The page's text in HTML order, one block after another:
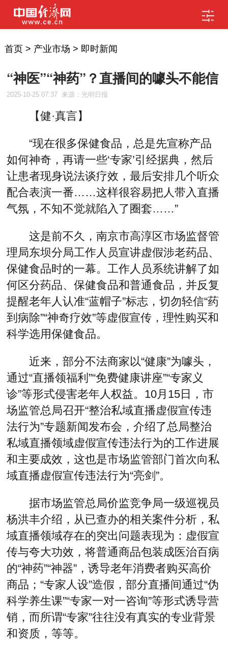
首页> 产业市场 > 即时新闻
“神医”“神药”？直播间的噱头不能信
2025-10-25 07:37 来源：光明日报
【健·真言】
“现在很多保健食品，总是先宣称产品
如何神奇，再请一些‘专家’引经据典，然后
让患者现身说法谈疗效，最后安排几个听众
配合表演一番……这样很容易把人带入直播
气氛，不知不觉就陷入了圈套……”
这是前不久，南京市高淳区市场监督管
理局东坝分局工作人员宣讲虚假涉老药品、
保健食品时的一幕。工作人员系统讲解了如
何区分药品、保健食品和普通食品，并反复
提醒老年人认准“蓝帽子”标志，切勿轻信“药
到病除”“神奇疗效”等虚假宣传，理性购买和
科学选用保健食品。
近来，部分不法商家以“健康”为噱头，
通过“直播领福利”“免费健康讲座”“专家义
诊”等形式侵害老年人权益。10月15日，市
场监管总局召开“整治私域直播虚假宣传违
法行为”专题新闻发布会，介绍了总局整治
私域直播领域虚假宣传违法行为的工作进展
和主要成效，这也是市场监管部门首次向私
域直播虚假宣传违法行为“亮剑”。
据市场监管总局价监竞争局一级巡视员
杨洪丰介绍，从已查办的相关案件分析，私
域直播领域存在的突出问题表现为：虚假宣
传与夸大功效，将普通商品包装成医治百病
的“神药”“神器”，诱导老年消费者购买高价
商品；“专家人设”造假，部分直播间通过“伪
科学养生课”“专家一对一咨询”等形式诱导营
销，而所谓“专家”往往没有真实的专业背景
和资质，等等。